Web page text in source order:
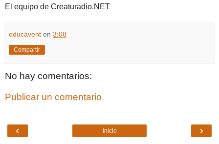
El equipo de Creaturadio.NET
educavent en 3:08
Compartir
No hay comentarios:
Publicar un comentario
‹ ›
Inicio